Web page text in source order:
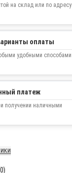
на склад или по адресу
оплаты
удобными способами
платеж
получении наличными